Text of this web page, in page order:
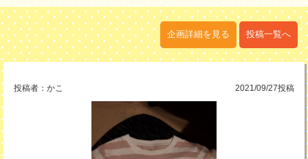
企画詳細を見る 投稿一覧へ
投稿者： かこ 2021/09/27投稿